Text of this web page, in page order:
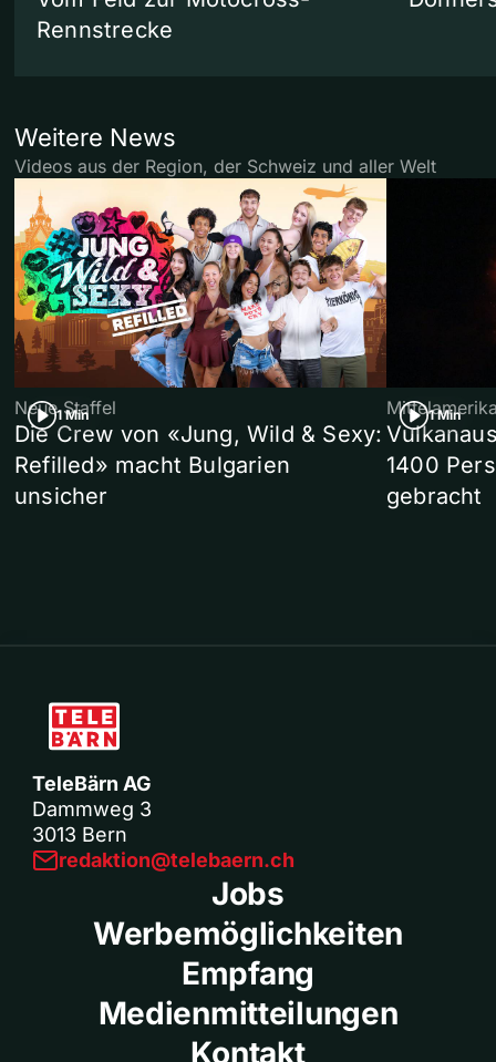
Rennstrecke
Weitere News
Videos aus der Region, der Schweiz und aller Welt
1 Min
Neue Staffel
Die Crew von «Jung, Wild & Sexy:
Refilled» macht Bulgarien
unsicher
1 Min
1400
gebracht
TeleBärn AG
Dammweg 3
3013 Bern
redaktion@telebaern.ch
Jobs
Werbemöglichkeiten
Empfang
Medienmitteilungen
Kontakt